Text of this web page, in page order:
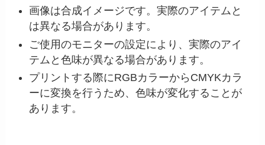
画像は合成イメージです。実際のアイテムと
は異なる場合があります。
ご使用のモニターの設定により、実際のアイ
テムと色味が異なる場合があります。
プリントする際にRGBカラーからCMYKカラ
ーに変換を行うため、色味が変化することが
あります。